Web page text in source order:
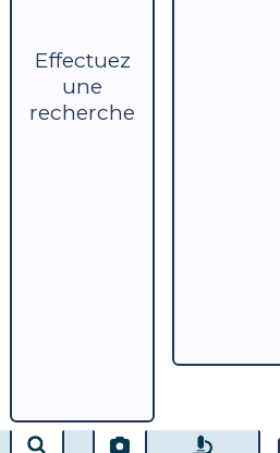
Effectuez
une
recherche